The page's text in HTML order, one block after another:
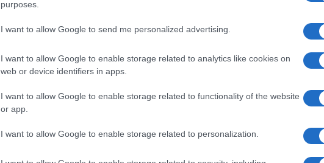
purposes.
I want to allow Google to send me personalized advertising.
I want to allow Google to enable storage related to analytics like cookies on
web or device identifiers in apps.
I want to allow Google to enable storage related to functionality of the website
or app.
I want to allow Google to enable storage related to personalization.
δέχθηκε ο καθηγητής του
Παντείου Πανεπιστημίου, Άγγελος
ΠΟΛΙΤΙΚΗ